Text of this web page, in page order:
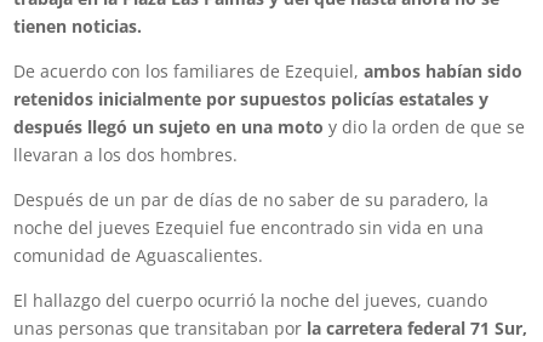
tienen noticias.
De acuerdo con los familiares de Ezequiel, ambos habían sido
retenidos inicialmente por supuestos policías estatales y
después llegó un sujeto en una moto y dio la orden de que se
llevaran a los dos hombres.
Después de un par de días de no saber de su paradero, la
noche del jueves Ezequiel fue encontrado sin vida en una
comunidad de Aguascalientes.
El hallazgo del cuerpo ocurrió la noche del jueves, cuando
unas personas que transitaban por la carretera federal 71 Sur,